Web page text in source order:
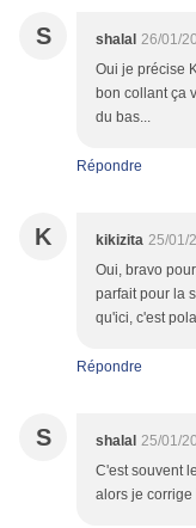
S shalal 26/01/
Oui je précise
bon collant ça
du bas...
Répondre
K kikizita 25/01/
Oui, bravo
parfait pour la
qu'ici, c'est
Répondre
S shalal 25/01/
C'est souvent
alors je